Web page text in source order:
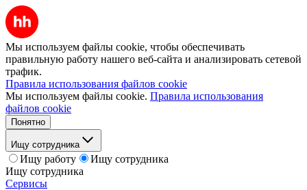
Мы используем файлы cookie, чтобы обеспечивать
правильную работу нашего веб-сайта и анализировать сетевой
трафик.
Правила использования файлов cookie
Мы используем файлы cookie. Правила использования
файлов cookie
Понятно
Ищу сотрудника
Ищу работу
Ищу сотрудника
Ищу сотрудника
Сервисы